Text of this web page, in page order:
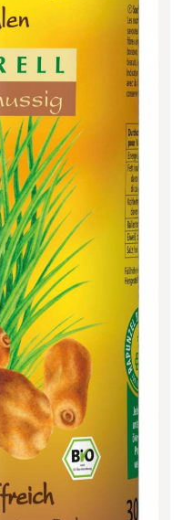
Detail
Detail